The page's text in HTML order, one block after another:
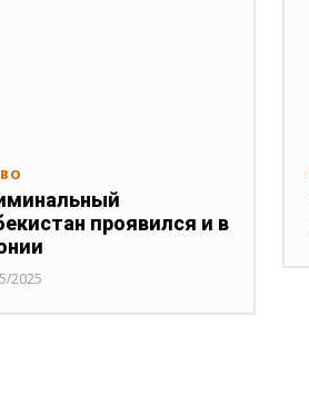
проявился и в
2025